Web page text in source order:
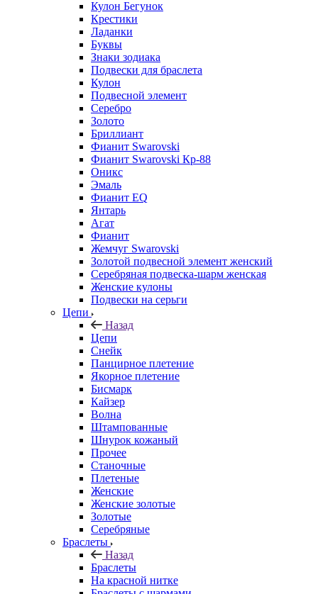
Кулон Бегунок
Крестики
Ладанки
Буквы
Знаки зодиака
Подвески для браслета
Кулон
Подвесной элемент
Серебро
Золото
Бриллиант
Фианит Swarovski
Фианит Swarovski Кр-88
Оникс
Эмаль
Фианит EQ
Янтарь
Агат
Фианит
Жемчуг Swarovski
Золотой подвесной элемент женcкий
Серебряная подвеска-шарм женская
Женские кулоны
Подвески на серьги
Цепи
Назад
Цепи
Снейк
Панцирное плетение
Якорное плетение
Бисмарк
Кайзер
Волна
Штампованные
Шнурок кожаный
Прочее
Станочные
Плетеные
Женские
Женские золотые
Золотые
Серебряные
Браслеты
Назад
Браслеты
На красной нитке